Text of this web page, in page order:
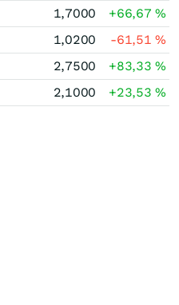
1,7000 +66,67%
1,0200 -61,51%
2,7500 +83,33%
2,1000 +23,53%